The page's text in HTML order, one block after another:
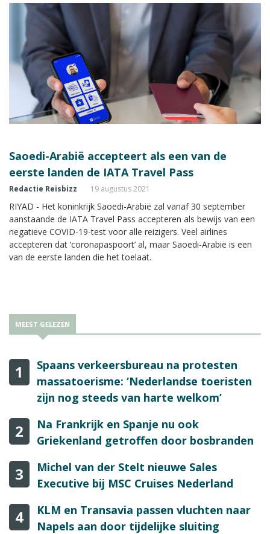
Saoedi-Arabië accepteert als een van de
eerste landen de IATA Travel Pass
Redactie Reisbizz 19 augustus 2021
RIYAD - Het koninkrijk Saoedi-Arabië zal vanaf 30 september
aanstaande de IATA Travel Pass accepteren als bewijs van een
negatieve COVID-19-test voor alle reizigers. Veel airlines
accepteren dat ‘coronapaspoort’ al, maar Saoedi-Arabië is een
van de eerste landen die het toelaat.
MEEST GELEZEN
1
Spaans verkeersbureau na protesten
massatoerisme: ‘Nederlandse toeristen
zijn nog steeds van harte welkom’
2
Na Frankrijk en Spanje nu ook
Griekenland getroffen door bosbranden
3
Michel van der Stelt nieuwe Sales
Executive bij MSC Cruises Nederland
4
KLM en Transavia passen vluchten naar
Napels aan door tijdelijke sluiting